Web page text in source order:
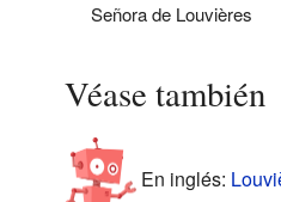
Señora de Louvières
Véase también
En inglés: